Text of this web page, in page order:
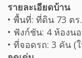
รายละเอียดบ้าน
• พื้นที่: ที่ดิน 73 ต
• ฟังก์ชัน: 4 ห้อง
• ที่จอดรถ: 3 คัน (